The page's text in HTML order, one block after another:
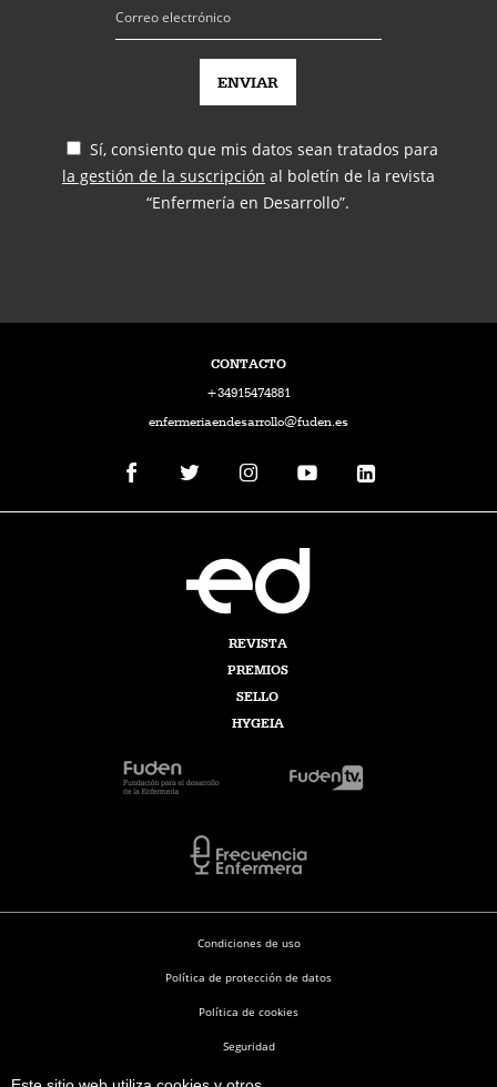
Sí, consiento que mis datos sean tratados para
la gestión de la suscripción al boletín de la revista
“Enfermería en Desarrollo”.
CONTACTO
+34915474881
enfermeriaendesarrollo@fuden.es
REVISTA
PREMIOS
SELLO
HYGEIA
Condiciones de uso
Política de protección de datos
Política de cookies
Seguridad